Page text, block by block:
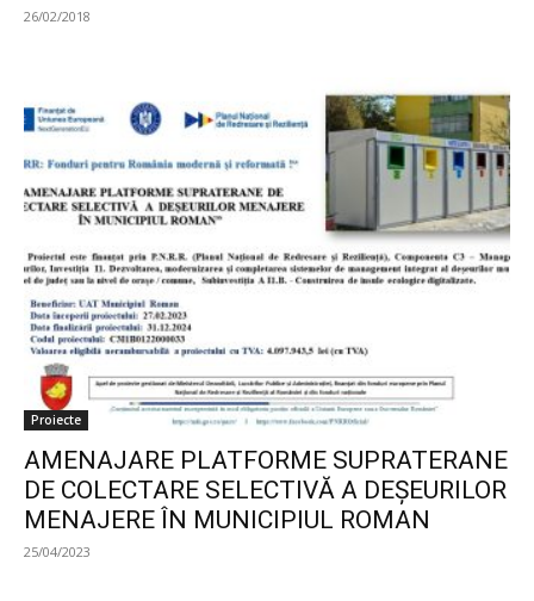
26/02/2018
Proiecte
AMENAJARE PLATFORME SUPRATERANE
DE COLECTARE SELECTIVĂ A DEȘEURILOR
MENAJERE ÎN MUNICIPIUL ROMAN
25/04/2023